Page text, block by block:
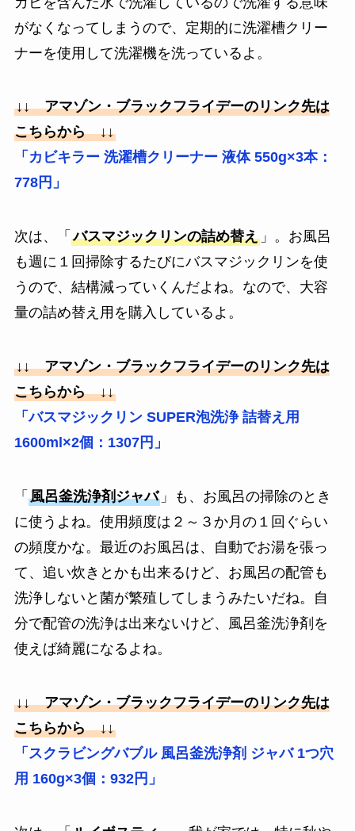
がなくなってしまうので、定期的に洗濯槽クリー
ナーを使用して洗濯機を洗っているよ。
↓↓ アマゾン・ブラックフライデーのリンク先は
こちらから ↓↓
「カビキラー 洗濯槽クリーナー 液体 550g×3本：
778円」
次は、「 バスマジックリンの詰め替え」。お風呂
も週に１回掃除するたびにバスマジックリンを使
うので、結構減っていくんだよね。なので、大容
量の詰め替え用を購入しているよ。
↓↓ アマゾン・ブラックフライデーのリンク先は
こちらから ↓↓
「バスマジックリン SUPER泡洗浄 詰替え用
1600ml×2個：1307円」
「 風呂釜洗浄剤ジャバ」も、お風呂の掃除のとき
に使うよね。使用頻度は２～３か月の１回ぐらい
の頻度かな。最近のお風呂は、自動でお湯を張っ
て、追い炊きとかも出来るけど、お風呂の配管も
洗浄しないと菌が繁殖してしまうみたいだね。自
分で配管の洗浄は出来ないけど、風呂釜洗浄剤を
使えば綺麗になるよね。
↓↓ アマゾン・ブラックフライデーのリンク先は
こちらから ↓↓
「スクラビングバブル 風呂釜洗浄剤 ジャバ 1つ穴
用 160g×3個：932円」